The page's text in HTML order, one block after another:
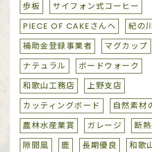
歩板
サイフォン式コーヒー
PIECE OF CAKEさんへ
紀の
補助金登録事業者
マグカップ
ナテュラル
ボードウォーク
和歌山工務店
上野支店
カッティングボード
自然素材
農林水産業賞
ガレージ
断
隙間風
鹿 長期優良
和歌